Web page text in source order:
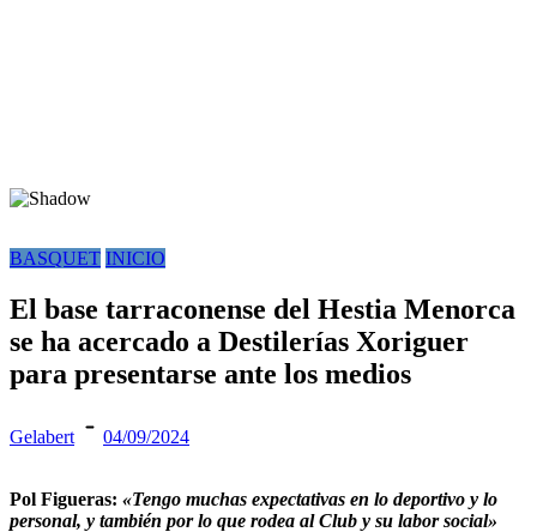
BASQUET INICIO
El base tarraconense del Hestia Menorca
se ha acercado a Destilerías Xoriguer
para presentarse ante los medios
Gelabert 04/09/2024
Pol Figueras: «Tengo muchas expectativas en lo deportivo y lo
personal, y también por lo que rodea al Club y su labor social»